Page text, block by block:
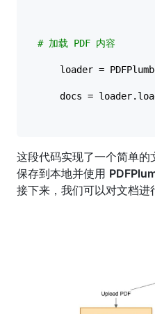
# 加载 PDF 内容
loader =
docs =
这段代码实现了一个简单
保存到本地并使用
接下来，我们可以对文档进